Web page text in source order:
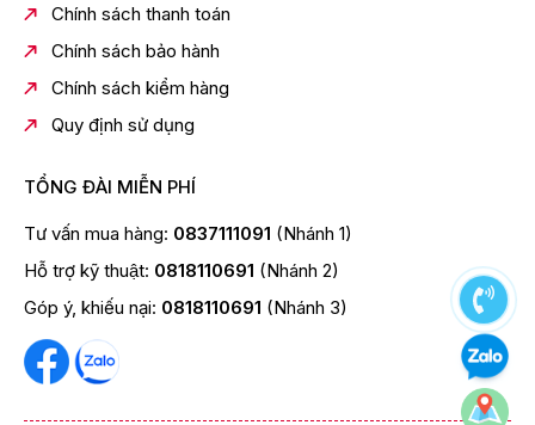
Chính sách thanh toán
Chính sách bảo hành
Chính sách kiểm hàng
Quy định sử dụng
TỔNG ĐÀI MIỄN PHÍ
Tư vấn mua hàng: 0837111091 (Nhánh 1)
Hỗ trợ kỹ thuật: 0818110691 (Nhánh 2)
Góp ý, khiếu nại: 0818110691 (Nhánh 3)